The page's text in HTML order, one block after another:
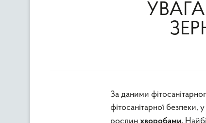
За даними
фітосанітарної безпеки, у